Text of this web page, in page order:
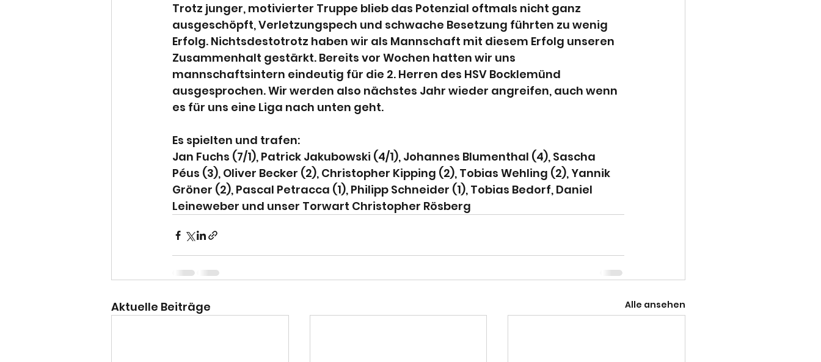
Trotz junger, motivierter Truppe blieb das Potenzial oftmals nicht ganz
ausgeschöpft, Verletzungspech und schwache Besetzung führten zu wenig
Erfolg. Nichtsdestotrotz haben wir als Mannschaft mit diesem Erfolg unseren
Zusammenhalt gestärkt. Bereits vor Wochen hatten wir uns
mannschaftsintern eindeutig für die 2. Herren des HSV Bocklemünd
ausgesprochen. Wir werden also nächstes Jahr wieder angreifen, auch wenn
es für uns eine Liga nach unten geht.
Es spielten und trafen:
Jan Fuchs (7/1), Patrick Jakubowski (4/1), Johannes Blumenthal (4), Sascha
Péus (3), Oliver Becker (2), Christopher Kipping (2), Tobias Wehling (2), Yannik
Gröner (2), Pascal Petracca (1), Philipp Schneider (1), Tobias Bedorf, Daniel
Leineweber und unser Torwart Christopher Rösberg
Aktuelle Beiträge Alle ansehen